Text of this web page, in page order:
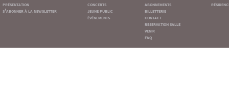
présentation
s'abonner à la newsletter
concerts
jeune public
événements
abonnements
billetterie
contact
reservation salle
venir
faq